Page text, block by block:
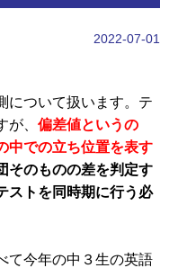
2022-07-01
ついて扱います。テ
、 偏差値というの
中での立ち位置を表す
そのものの差を判定す
ストを同時期に行う必
て今年の中３生の英語